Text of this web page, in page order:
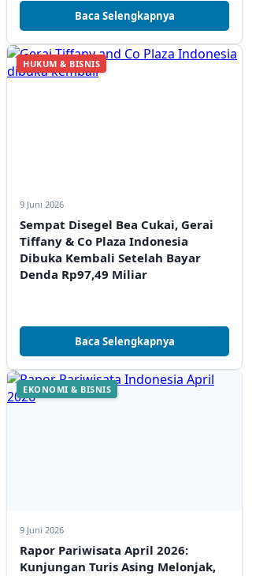
Baca Selengkapnya
HUKUM & BISNIS
9 Juni 2026
Sempat Disegel Bea Cukai, Gerai
Tiffany & Co Plaza Indonesia
Dibuka Kembali Setelah Bayar
Denda Rp97,49 Miliar
Baca Selengkapnya
EKONOMI & BISNIS
9 Juni 2026
Rapor Pariwisata April 2026:
Kunjungan Turis Asing Melonjak,